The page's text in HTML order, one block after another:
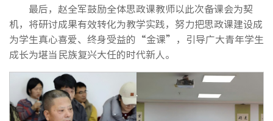
最后，赵全军鼓励全体思政课教师以此次备课会为契
机，将研讨成果有效转化为教学实践，努力把思政课建设成
为学生真心喜爱、终身受益的“金课”，引导广大青年学生
成长为堪当民族复兴大任的时代新人。